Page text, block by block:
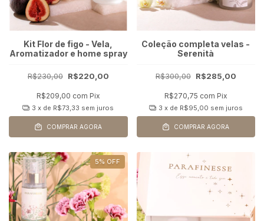
Kit Flor de figo - Vela,
Aromatizador e home spray
R$230,00 R$220,00
R$209,00 com Pix
3 x de R$73,33 sem juros
COMPRAR AGORA
Coleção completa velas -
Serenità
R$300,00 R$285,00
R$270,75 com Pix
3 x de R$95,00 sem juros
COMPRAR AGORA
5% OFF